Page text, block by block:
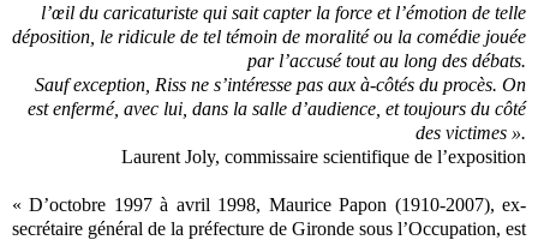
l’œil du caricaturiste qui sait capter la force et l’émotion de telle
déposition, le ridicule de tel témoin de moralité ou la comédie jouée
par l’accusé tout au long des débats.
Sauf exception, Riss ne s’intéresse pas aux à-côtés du procès. On
est enfermé, avec lui, dans la salle d’audience, et toujours du côté
des victimes ».
Laurent Joly, commissaire scientifique de l’exposition
« D’octobre 1997 à avril 1998, Maurice Papon (1910-2007), ex-
secrétaire général de la préfecture de Gironde sous l’Occupation, est